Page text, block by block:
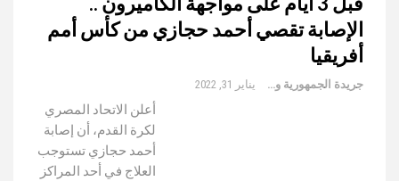
الإصابة تقصي أحمد حجازي من كأس أمم
أفريقيا
جريدة الجمهورية والعالم يناير 31, 2022
أعلن الاتحاد المصري
لكرة القدم، أن إصابة
أحمد حجازي تستوجب
العلاج في أحد المراكز